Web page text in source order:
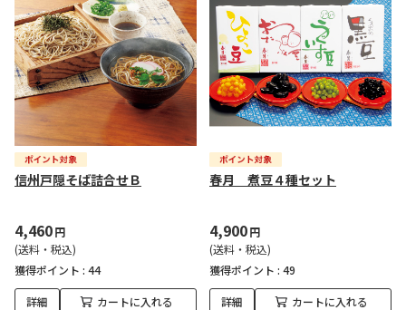
信州戸隠そば詰合せＢ
4,460円
(送料・税込)
獲得ポイント : 44
詳細 カートに入れる
春月 煮豆４種セット
4,900円
(送料・税込)
獲得ポイント : 49
詳細 カートに入れる